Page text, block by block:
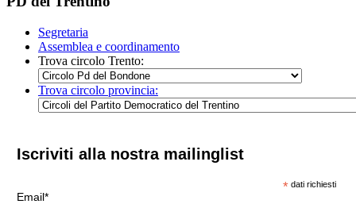
Segretaria
Assemblea e coordinamento
Trova circolo Trento:
Trova circolo provincia:
Iscriviti alla nostra mailinglist
* dati richiesti
Email*